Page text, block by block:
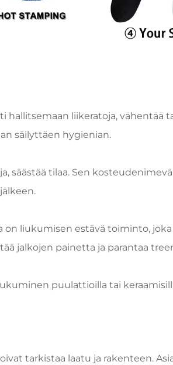
hallitsemaan liikeratoja,
säilyttäen hygienian.
säästää tilaa. Sen
liukumisen estävä toiminto,
jalkojen painetta ja parantaa
puulattioilla tai
tarkistaa laatu ja rakenteen.